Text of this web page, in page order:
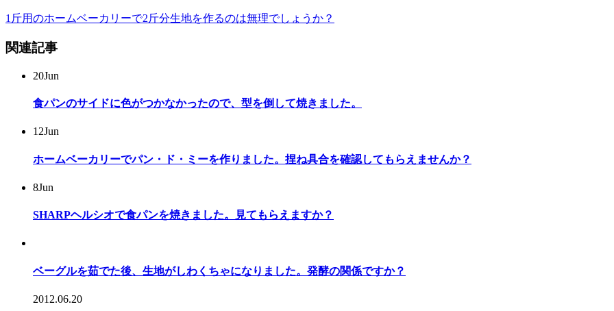
1斤用のホームベーカリーで2斤分生地を作るのは無理でしょうか？
関連記事
20Jun
食パンのサイドに色がつかなかったので、型を倒して焼きました。
12Jun
ホームベーカリーでパン・ド・ミーを作りました。捏ね具合を確認してもらえませんか？
8Jun
SHARPヘルシオで食パンを焼きました。見てもらえますか？
ベーグルを茹でた後、生地がしわくちゃになりました。発酵の関係ですか？
2012.06.20